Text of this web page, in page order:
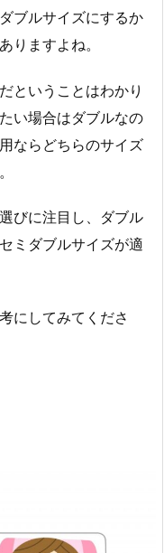
ブルサイズにするか
りますよね。
ということはわかり
い場合はダブルなの
ならどちらのサイズ
びに注目し、ダブル
ミダブルサイズが適
にしてみてくださ